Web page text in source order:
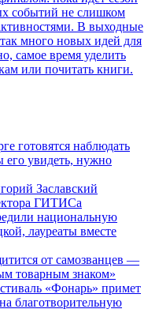
событий не слишком
В выходные
много новых идей для
самое время уделить
или почитать книги.
готовятся наблюдать
его увидеть, нужно
Заславский
ГИТИСа
национальную
лауреаты вместе
от самозванцев —
товарным знаком»
«Фонарь» примет
благотворительную